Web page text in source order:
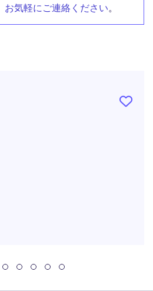
お気軽にご連絡ください。